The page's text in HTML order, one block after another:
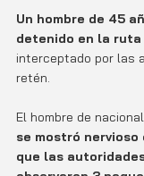
Un hombre de 45
detenido en la ruta
interceptado por las
retén.
El hombre de
se mostró
que las